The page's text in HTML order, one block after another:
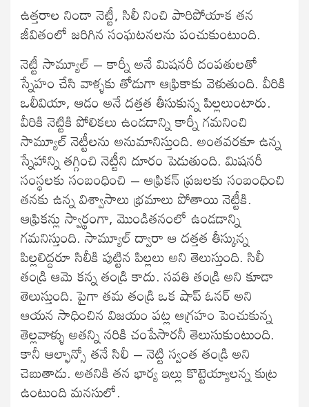
ఉత్తరాల నిండా నెట్టీ, సిలీ నించి పారిపోయాక తన
జీవితంలో జరిగిన సంఘటనలను పంచుకుంటుంది.
నెట్టీ సామ్యూల్‌ – కార్నీ అనే మిషనరీ దంపతులతో
స్నేహం చేసి వాళ్ళకు తోడుగా ఆఫ్రికాకు వెళుతుంది. వీరికి
ఒలీవియా, ఆడం అనే దత్తత తీసుకున్న పిల్లలుంటారు.
వీరికి నెట్టికి పోలికలు ఉండడాన్ని కార్నీ గమనించి
సామ్యూల్‌ నెట్టీలను అనుమానిస్తుంది. అంతవరకూ ఉన్న
స్నేహాన్ని తగ్గించి నెట్టీని దూరం పెడుతుంది. మిషనరీ
సంస్థలకు సంబంధించి – ఆఫ్రికన్‌ ప్రజలకు సంబంధించి
తనకు ఉన్న విశ్వాసాలు భ్రమాలు పోతాయి నెట్టీకి.
ఆఫ్రికన్లు స్వార్థంగా, మొండితనంలో ఉండడాన్ని
గమనిస్తుంది. సామ్యూల్‌ ద్వారా ఆ దత్తత తీస్కున్న
పిల్లలిద్దరూ సిలీకి పుట్టిన పిల్లలు అని తెలుస్తుంది. సిలీ
తండ్రి ఆమె కన్న తండ్రి కాదు. సవతి తండ్రి అని కూడా
తెలుస్తుంది. పైగా తమ తండ్రి ఒక షాప్‌ ఓనర్‌ అని
ఆయన సాధించిన విజయం పట్ల ఆగ్రహం పెంచుకున్న
తెల్లవాళ్ళు అతన్ని నరికి చంపేసారనీ తెలుసుకుంటుంది.
కానీ ఆల్ఫాన్సో తనే సిలీ – నెట్టి స్వంత తండ్రి అని
చెబుతాడు. అతనికి తన భార్య ఇల్లు కొట్టెయ్యాలన్న కుట్ర
ఉంటుంది మనసులో.